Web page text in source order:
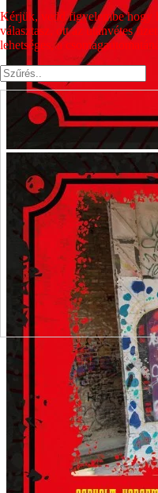
Kérjük, vedd figyelembe hogy
választasz, ott az utánvétes
lehetséges, a